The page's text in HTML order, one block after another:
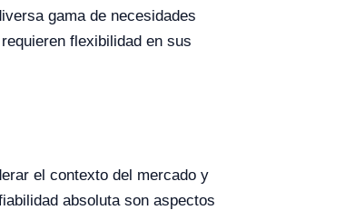
gama de necesidades
flexibilidad en sus
el contexto del mercado y
absoluta son aspectos